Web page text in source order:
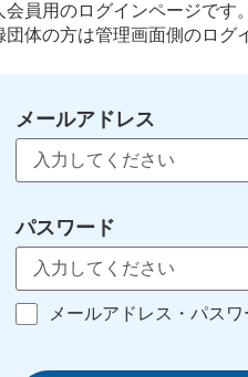
会員用のログインページです。
団体の方は管理画面側のログ
メールアドレス
パスワード
メールアドレス・パス